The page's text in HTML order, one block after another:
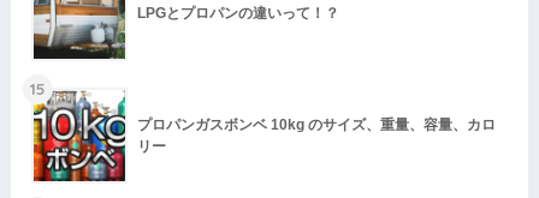
LPGとプロパンの違いって！？
15
プロパンガスボンベ 10kg のサイズ、重量、容量、カロ
リー